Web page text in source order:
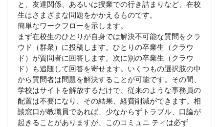
と、友達関係、あるいは授業での行き詰まりなど、在校
生はさまざまな問題をかかえるものです。
簡単なワークフローを示します。
まず在校生のひとりが自身では解決不可能な質問をクラ
ウド（群衆）に投稿します。ひとりの卒業生（クラウ
ド）が質問者に回答します。次に別の卒業生（クラウ
ド）も追随して回答を寄せます。いくつもの選択肢の中
から質問者は問題を解決することが可能です。その間、
学校はサイトを解放するだけで、従来のような事務員の
配置は不要になり、その結果、経費削減ができます。相
談窓口が教職員であれば、少なからずトラブル、口論が
起きることがありますが、このコミュニ ティは必ず